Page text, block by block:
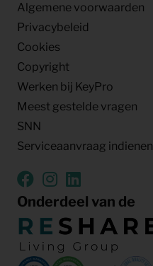
Algemene voorwaarden
Privacybeleid
Cookies
Copyright
Werken bij KeyPro
Meest gestelde vragen
SNN
Serviceaanvraag indienen
Onderdeel van de